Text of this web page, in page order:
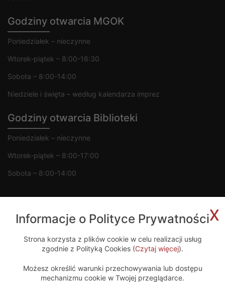
Godziny otwarcia MGOK
Poniedziałek – nieczynne
Wtorek-piątek – 8:00-16:30
Sobota – 8:00-14:00
Niedziele i święta – według kalendarza imprez
Godziny otwarcia Biblioteki
Poniedziałek – nieczynne
Wtorek-piątek – 8:00-17:00
Sobota – 8:00-14:00
Projekt i wykonanie
x
Informacje o Polityce Prywatności
Strona korzysta z plików cookie w celu realizacji usług
zgodnie z Polityką Cookies (Czytaj więcej).
Możesz określić warunki przechowywania lub dostępu
mechanizmu cookie w Twojej przeglądarce.